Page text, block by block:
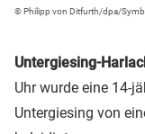
© Philipp von Ditfurth/dpa/
Untergiesing-
Uhr wurde eine 14-
Untergiesing von